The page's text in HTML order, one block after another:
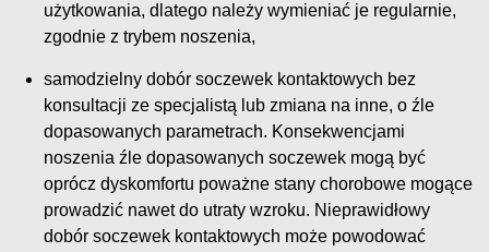
użytkowania, dlatego należy wymieniać je regularnie,
zgodnie z trybem noszenia,
samodzielny dobór soczewek kontaktowych bez
konsultacji ze specjalistą lub zmiana na inne, o źle
dopasowanych parametrach. Konsekwencjami
noszenia źle dopasowanych soczewek mogą być
oprócz dyskomfortu poważne stany chorobowe mogące
prowadzić nawet do utraty wzroku. Nieprawidłowy
dobór soczewek kontaktowych może powodować